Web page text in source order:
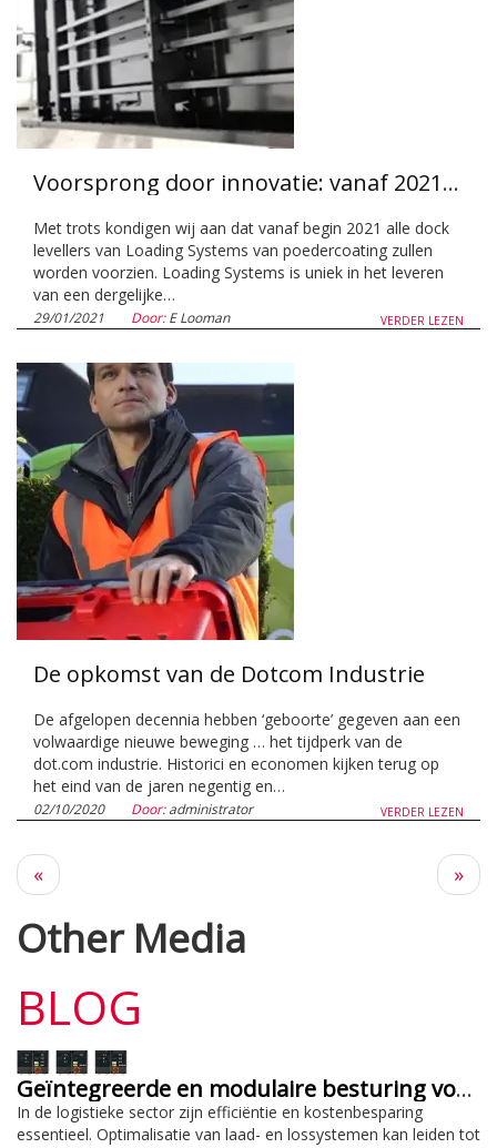
Voorsprong door innovatie: vanaf 2021 alle dock levellers gepoedercoat!
Met trots kondigen wij aan dat vanaf begin 2021 alle dock
levellers van Loading Systems van poedercoating zullen
worden voorzien. Loading Systems is uniek in het leveren
van een dergelijke…
VERDER LEZEN
29/01/2021 Door:E Looman
De opkomst van de Dotcom Industrie
De afgelopen decennia hebben ‘geboorte’ gegeven aan een
volwaardige nieuwe beweging … het tijdperk van de
dot.com industrie. Historici en economen kijken terug op
het eind van de jaren negentig en…
VERDER LEZEN
02/10/2020 Door:administrator
Vorige
pagina
« »
Other Media
BLOG
Geïntegreerde en modulaire besturing voor efficiëntie en kostenbesparing
In de logistieke sector zijn efficiëntie en kostenbesparing
essentieel. Optimalisatie van laad- en lossystemen kan leiden tot